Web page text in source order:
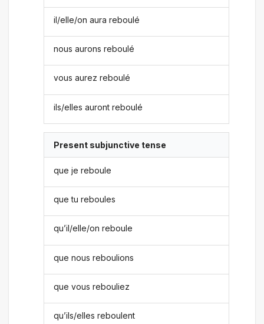
il/elle/on aura reboulé
nous aurons reboulé
vous aurez reboulé
ils/elles auront reboulé
Present subjunctive tense
que je reboule
que tu reboules
qu’il/elle/on reboule
que nous reboulions
que vous rebouliez
qu’ils/elles reboulent